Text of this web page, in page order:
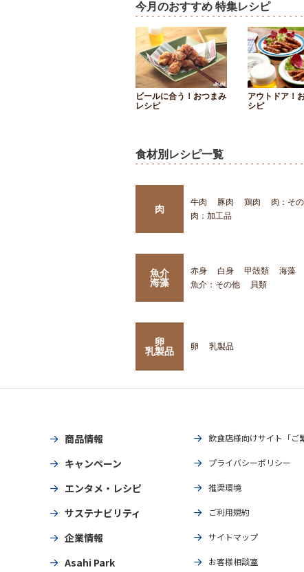
今月のおすすめ 特集レシピ
ビールに合う！おつまみ
レシピ
アウトドア！
シピ
食材別レシピ一覧
肉
牛肉 豚肉 鶏肉
肉：そ
肉：加工品
魚介
海藻
赤身 白身 甲殻類
海藻
魚介：その他
貝類
卵
乳製品
卵 乳製品
商品情報
キャンペーン
エンタメ・レシピ
サステナビリティ
企業情報
Asahi Park
飲食店様向けサイト「ご
プライバシーポリシー
推奨環境
ご利用規約
サイトマップ
お客様相談室